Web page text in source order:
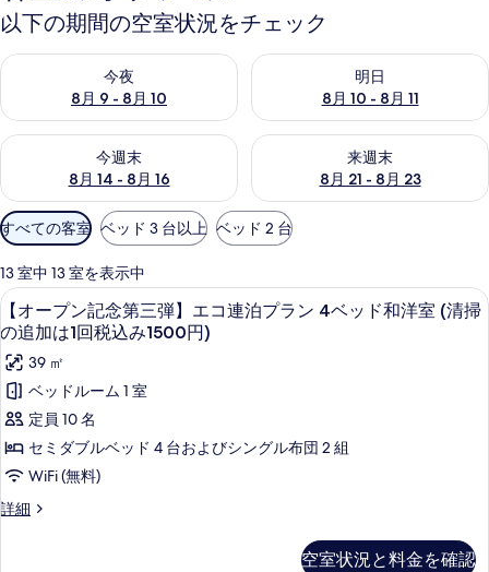
以下の期間の空室状況をチェック
今夜
8月 9 - 8月 10
今夜 8月 9 - 8月 10 の空室状況をチェック
明日
8月 10 - 8月 11
明日 8月 10 - 8月 11 の空室状
今週末
8月 14 - 8月 16
今週末 8月 14 - 8月 16 の空室状況をチェック
来週末
8月 21 - 8月 23
来週末 8月 21 - 8月 23 の空室
利
用
可
能
な
客
室
の
絞
り
込
み
条
すべての客室 ベッド 3 台以上 ベッド 2 台
13 室中 13 室を表示中
【オ
ー
プ
ン
記
念
第
三
羽毛の掛け布団、デスク、ノートパ
7
【オープン記念第三弾】エコ連泊プラン 4ベッド和洋室 (清掃
の追加は1回税込み1500円)
39 ㎡
ベッドルーム 1 室
定員 10 名
セミダブルベッド 4 台およびシングル布団 2 組
WiFi (無料)
詳細
【オ
空室状況と料金を確認